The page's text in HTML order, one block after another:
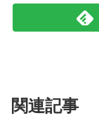
関連記事